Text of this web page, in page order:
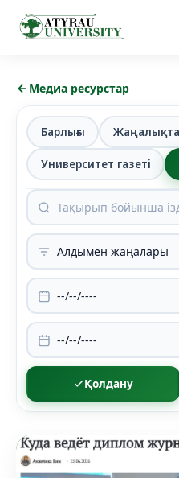
Медиа ресурстар
Барлығы
Университет газеті
Қолдану